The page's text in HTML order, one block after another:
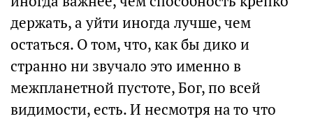
держать, а уйти иногда лучше, чем
остаться. О том, что, как бы дико и
странно ни звучало это именно в
межпланетной пустоте, Бог, по всей
видимости, есть. И несмотря на то что